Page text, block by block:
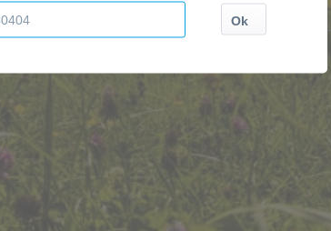
Postleitzahl-Gebieten geliefert